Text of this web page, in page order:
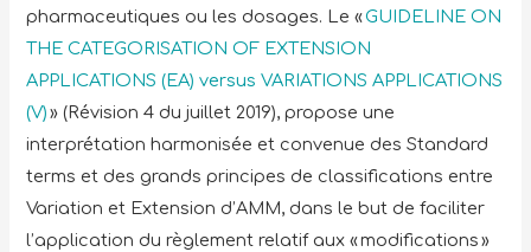
pharmaceutiques ou les dosages. Le «GUIDELINE ON
THE CATEGORISATION OF EXTENSION
APPLICATIONS (EA) versus VARIATIONS APPLICATIONS
(V)» (Révision 4 du juillet 2019), propose une
interprétation harmonisée et convenue des Standard
terms et des grands principes de classifications entre
Variation et Extension d’AMM, dans le but de faciliter
l’application du règlement relatif aux « modifications »